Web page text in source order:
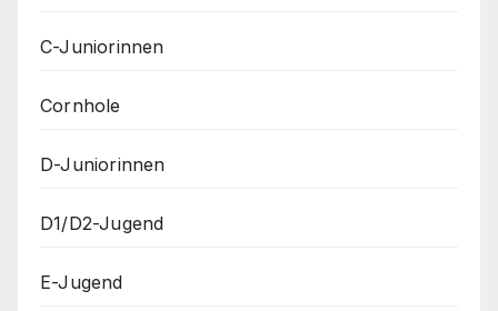
C-Juniorinnen
Cornhole
D-Juniorinnen
D1/D2-Jugend
E-Jugend